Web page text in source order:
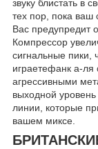
звуку блистать в
тех пор, пока ваш
Вас предупредит
Компрессор
сигнальные пики,
играетефанк а-
агрессивными
выходной
линии, которые
вашем миксе.